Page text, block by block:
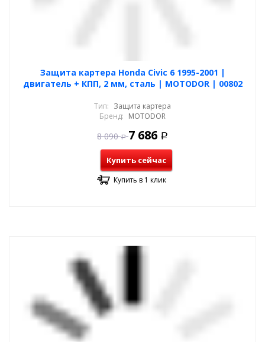
Защита картера Honda Civic 6 1995-2001 |
двигатель + КПП, 2 мм, сталь | MOTODOR | 00802
Тип: Защита картера
Бренд: MOTODOR
8 090 Р 7 686 Р
Купить сейчас
Купить в 1 клик